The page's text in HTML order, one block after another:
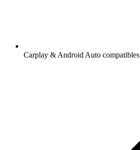
Carplay & Android Auto compatibles